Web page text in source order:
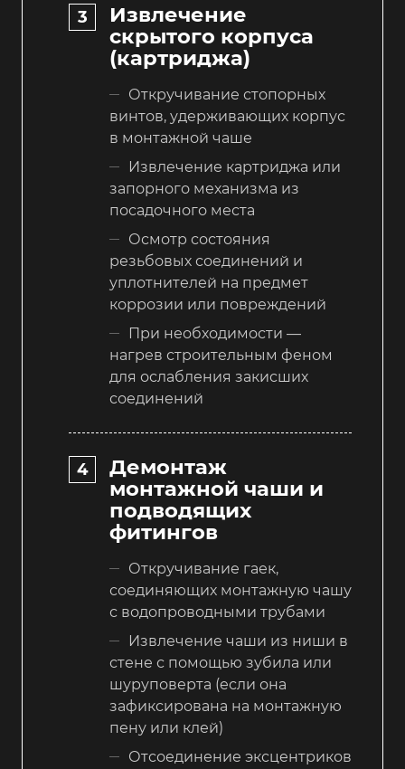
Извлечение
скрытого корпуса
(картриджа)
Откручивание стопорных
винтов, удерживающих корпус
в монтажной чаше
Извлечение картриджа или
запорного механизма из
посадочного места
Осмотр состояния
резьбовых соединений и
уплотнителей на предмет
коррозии или повреждений
При необходимости —
нагрев строительным феном
для ослабления закисших
соединений
Демонтаж
монтажной чаши и
подводящих
фитингов
Откручивание гаек,
соединяющих монтажную чашу
с водопроводными трубами
Извлечение чаши из ниши в
стене с помощью зубила или
шуруповерта (если она
зафиксирована на монтажную
пену или клей)
Отсоединение эксцентриков